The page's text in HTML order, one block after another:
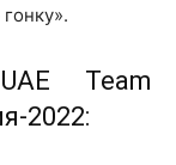
Team
2022: